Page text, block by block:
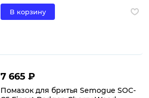
В корзину
7 665 ₽
Помазок для бритья Semogue SOC-